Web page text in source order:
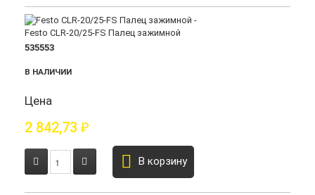
535553
В НАЛИЧИИ
Цена
2 842,73 ₽
В корзину